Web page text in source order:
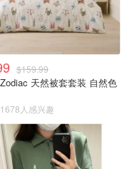
$159.99
天然被套套装 自然色
1678人感兴趣